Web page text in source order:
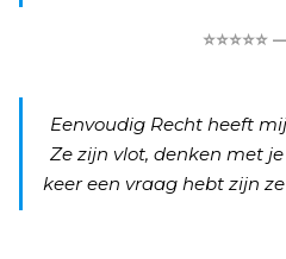
Eenvoudig Recht heeft
Ze zijn vlot, denken met
keer een vraag hebt zijn